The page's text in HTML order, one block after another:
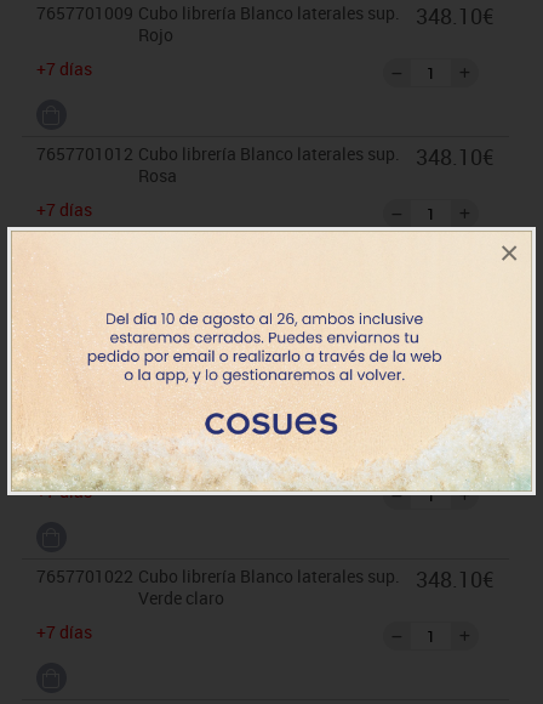
×
7657701009 Cubo librería Blanco laterales sup.
Rojo
+7 días
348.10€
7657701012 Cubo librería Blanco laterales sup.
Rosa
+7 días
348.10€
7657701017
Cubo librería Blanco laterales sup.
Azul claro
+7 días
7657701018 Cubo librería Blanco laterales sup.
Azul osc.
+7 días
348.10€
7657701022 Cubo librería Blanco laterales sup.
Verde claro
+7 días
348.10€